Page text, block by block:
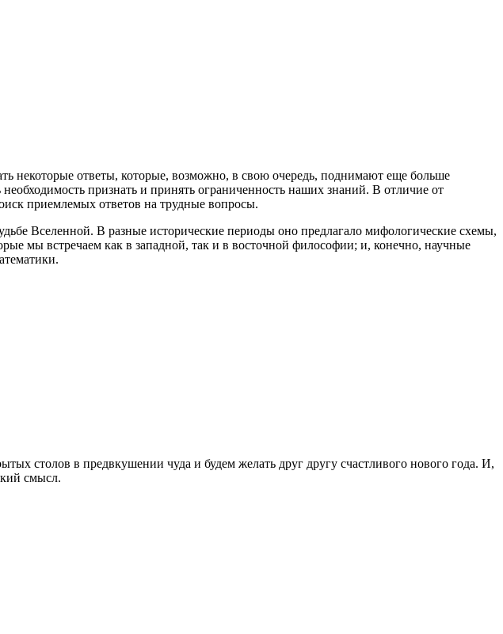
некоторые ответы, которые, возможно, в свою очередь, поднимают еще больше
признать и принять ограниченность наших знаний. В отличие от
приемлемых ответов на трудные вопросы.
Вселенной. В разные исторические периоды оно предлагало мифологические схемы,
мы встречаем как в западной, так и в восточной философии; и, конечно, научные
столов в предвкушении чуда и будем желать друг другу счастливого нового года. И,
смысл.